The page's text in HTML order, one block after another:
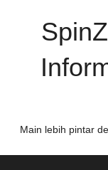
Main lebih pintar